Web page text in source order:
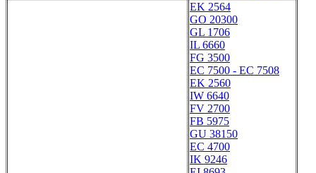
EK 2564
GO 20300
GL 1706
IL 6660
FG 3500
EC 7500 - EC 7508
EK 2560
IW 6640
FV 2700
FB 5975
GU 38150
EC 4700
IK 9246